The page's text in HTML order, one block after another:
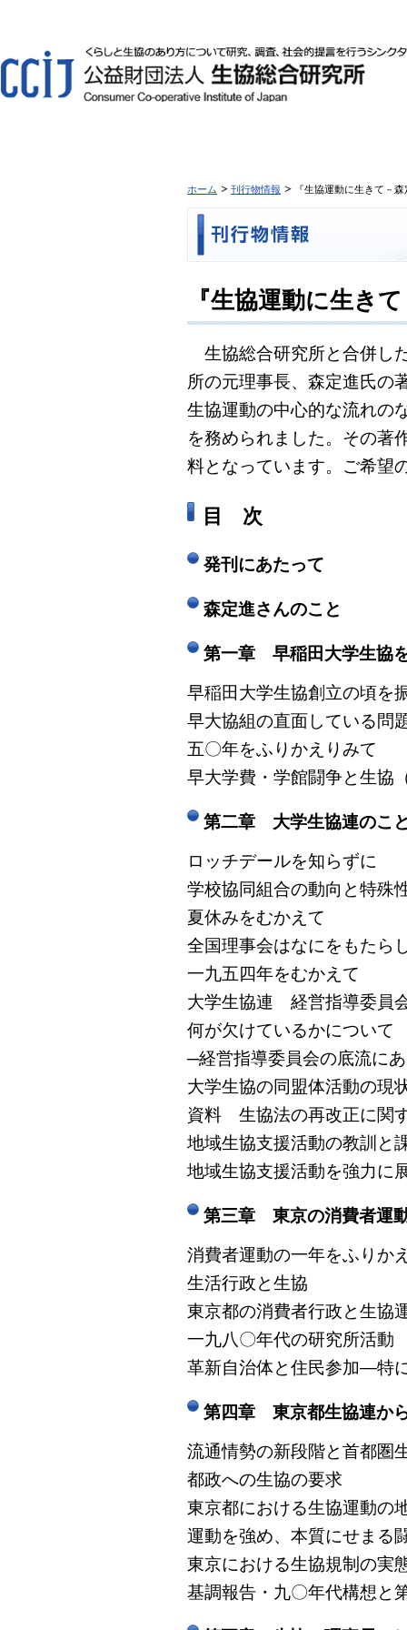
ホーム 刊行物情報 『生協運動に生きて－
『生協運動に生き
生協総合研究所と合併し
所の元理事長、森定進氏の
生協運動の中心的な流れの
を務められました。その著
料となっています。ご希望
目 次
発刊にあたって
森定進さんのこと
第一章 早稲田大学生協
早稲田大学生協創立の頃を
早大協組の直面している問
五〇年をふりかえりみて
早大学費・学館闘争と生協
第二章 大学生協連のこ
ロッチデールを知らずに
学校協同組合の動向と特殊
夏休みをむかえて
全国理事会はなにをもたら
一九五四年をむかえて
大学生協連 経営指導委員
何が欠けているかについて
─経営指導委員会の底流に
大学生協の同盟体活動の現
資料 生協法の再改正に関
地域生協支援活動の教訓と
地域生協支援活動を強力に
第三章 東京の消費者運
消費者運動の一年をふりか
生活行政と生協
東京都の消費者行政と生協
一九八〇年代の研究所活動
革新自治体と住民参加―特
第四章 東京都生協連か
流通情勢の新段階と首都圏
都政への生協の要求
東京都における生協運動の
運動を強め、本質にせまる
東京における生協規制の実
基調報告・九〇年代構想と